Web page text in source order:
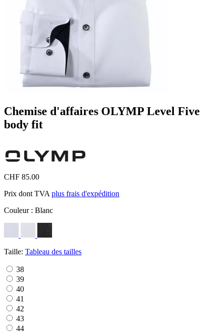
Chemise d'affaires OLYMP Level Five
body fit
CHF 85.00
Prix dont TVA plus frais d'expédition
Couleur : Blanc
Taille: Tableau des tailles
38
39
40
41
42
43
44